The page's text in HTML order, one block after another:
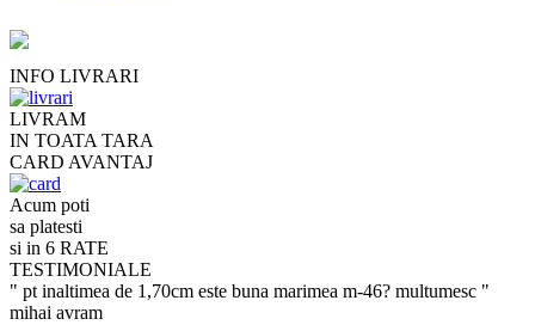
INFO LIVRARI
LIVRAM
IN TOATA TARA
CARD AVANTAJ
Acum poti
sa platesti
si in 6 RATE
TESTIMONIALE
" pt inaltimea de 1,70cm este buna marimea m-46? multumesc "
mihai avram